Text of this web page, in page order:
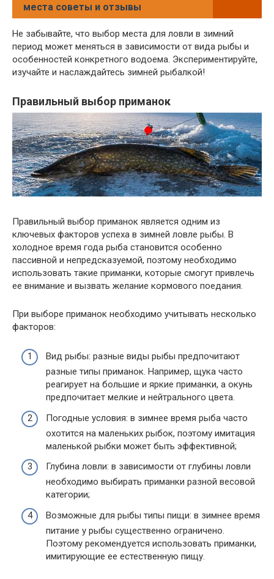
места советы и отзывы
Не забывайте, что выбор места для ловли в зимний
период может меняться в зависимости от вида рыбы и
особенностей конкретного водоема. Экспериментируйте,
изучайте и наслаждайтесь зимней рыбалкой!
Правильный выбор приманок
Правильный выбор приманок является одним из
ключевых факторов успеха в зимней ловле рыбы. В
холодное время года рыба становится особенно
пассивной и непредсказуемой, поэтому необходимо
использовать такие приманки, которые смогут привлечь
ее внимание и вызвать желание кормового поедания.
При выборе приманок необходимо учитывать несколько
факторов:
Вид рыбы: разные виды рыбы предпочитают
разные типы приманок. Например, щука часто
реагирует на большие и яркие приманки, а окунь
предпочитает мелкие и нейтрального цвета.
Погодные условия: в зимнее время рыба часто
охотится на маленьких рыбок, поэтому имитация
маленькой рыбки может быть эффективной;
Глубина ловли: в зависимости от глубины ловли
необходимо выбирать приманки разной весовой
категории;
Возможные для рыбы типы пищи: в зимнее время
питание у рыбы существенно ограничено.
Поэтому рекомендуется использовать приманки,
имитирующие ее естественную пищу.